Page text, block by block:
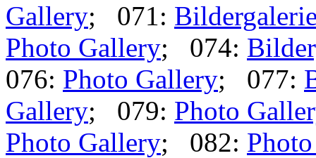
Gallery; 071:
Photo Gallery; 074:
076: Photo Gallery; 077:
Gallery; 079: Photo
Photo Gallery; 082: